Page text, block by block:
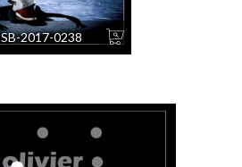
SB-2017-0238